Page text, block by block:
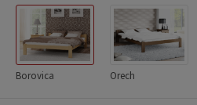
Borovica Orech